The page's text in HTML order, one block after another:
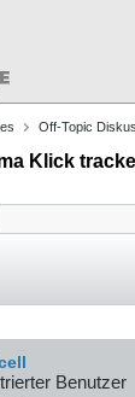
Off-Topic
Klick
Benutzer